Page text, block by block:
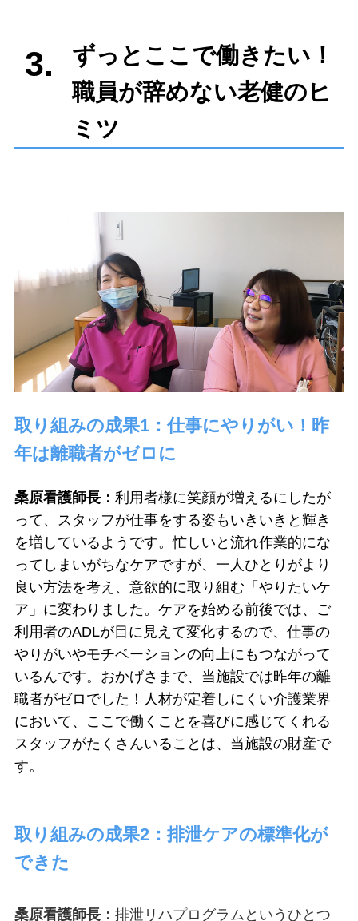
3.
ずっとここで働きたい！
職員が辞めない老健のヒ
ミツ
取り組みの成果1：仕事にやりがい！昨
年は離職者がゼロに
桑原看護師長： 利用者様に笑顔が増えるにしたが
って、スタッフが仕事をする姿もいきいきと輝き
を増しているようです。忙しいと流れ作業的にな
ってしまいがちなケアですが、一人ひとりがより
良い方法を考え、意欲的に取り組む「やりたいケ
ア」に変わりました。ケアを始める前後では、ご
利用者のADLが目に見えて変化するので、仕事の
やりがいやモチベーションの向上にもつながって
いるんです。おかげさまで、当施設では昨年の離
職者がゼロでした！人材が定着しにくい介護業界
において、ここで働くことを喜びに感じてくれる
スタッフがたくさんいることは、当施設の財産で
す。
取り組みの成果2：排泄ケアの標準化が
できた
桑原看護師長： 排泄リハプログラムというひとつ